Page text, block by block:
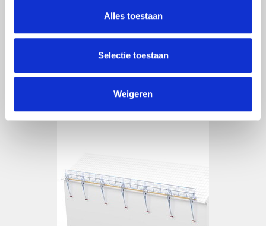
Alles toestaan
Selectie toestaan
Weigeren
SGS DAKRANDBEVEILIGING
DAK
€3.850,00 Excl. btw
€4.658,50
Toevoegen aan winkelwagen